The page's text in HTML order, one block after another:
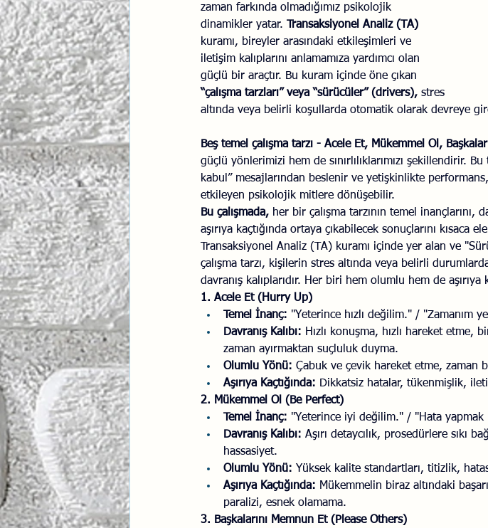
İlişki Yönetimi Sun Tzu Savaş Sanatı Wellbeing
Psikolojik Güvenlik Havacılık Eğitimler
zaman farkında olmadığımız psikolojik
dinamikler yatar.
Transaksiyonel Analiz (TA)
kuramı, bireyler arasındaki etkileşimleri ve
iletişim kalıplarını anlamamıza yardımcı olan
güçlü bir araçtır. Bu kuram içinde öne çıkan
“çalışma tarzları” veya “sürücüler” (drivers), stres
altında veya belirli koşullarda otomatik olarak devreye
Beş temel çalışma tarzı - Acele Et, Mükemmel Ol,
güçlü yönlerimizi hem de sınırlılıklarımızı şekillendirir.
kabul” mesajlarından beslenir ve yetişkinlikte
etkileyen psikolojik mitlere dönüşebilir.
Bu çalışmada, her bir çalışma tarzının temel inançlarını,
aşırıya kaçtığında ortaya çıkabilecek sonuçlarını kısaca
Transaksiyonel Analiz (TA) kuramı içinde yer alan ve
çalışma tarzı, kişilerin stres altında veya belirli
davranış kalıplarıdır. Her biri hem olumlu hem de
1. Acele Et (Hurry Up)
Temel İnanç: "Yeterince hızlı değilim." / "Zamanım
Davranış Kalıbı: Hızlı konuşma, hızlı hareket
zaman ayırmaktan suçluluk duyma.
Olumlu Yönü: Çabuk ve çevik hareket etme, zaman
Aşırıya Kaçtığında: Dikkatsiz hatalar, tükenmişlik,
2. Mükemmel Ol (Be Perfect)
Temel İnanç: "Yeterince iyi değilim." / "Hata yapmak
Davranış Kalıbı: Aşırı detaycılık, prosedürlere sıkı
hassasiyet.
Olumlu Yönü: Yüksek kalite standartları, titizlik,
Aşırıya Kaçtığında: Mükemmelin biraz altındaki
paralizi, esnek olamama.
3. Başkalarını Memnun Et (Please Others)